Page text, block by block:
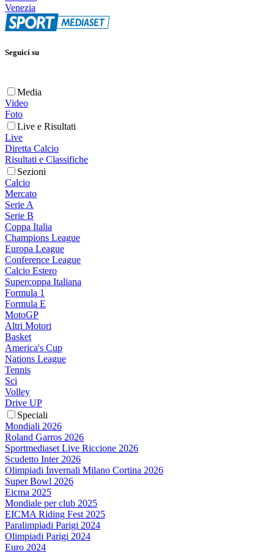
Venezia
Seguici su
Media
Video
Foto
Live e Risultati
Live
Diretta Calcio
Risultati e Classifiche
Sezioni
Calcio
Mercato
Serie A
Serie B
Coppa Italia
Champions League
Europa League
Conference League
Calcio Estero
Supercoppa Italiana
Formula 1
Formula E
MotoGP
Altri Motori
Basket
America's Cup
Nations League
Tennis
Sci
Volley
Drive UP
Speciali
Mondiali 2026
Roland Garros 2026
Sportmediaset Live Riccione 2026
Scudetto Inter 2026
Olimpiadi Invernali Milano Cortina 2026
Super Bowl 2026
Eicma 2025
Mondiale per club 2025
EICMA Riding Fest 2025
Paralimpiadi Parigi 2024
Olimpiadi Parigi 2024
Euro 2024